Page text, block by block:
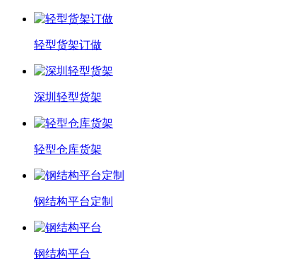
轻型货架订做
深圳轻型货架
轻型仓库货架
钢结构平台定制
钢结构平台